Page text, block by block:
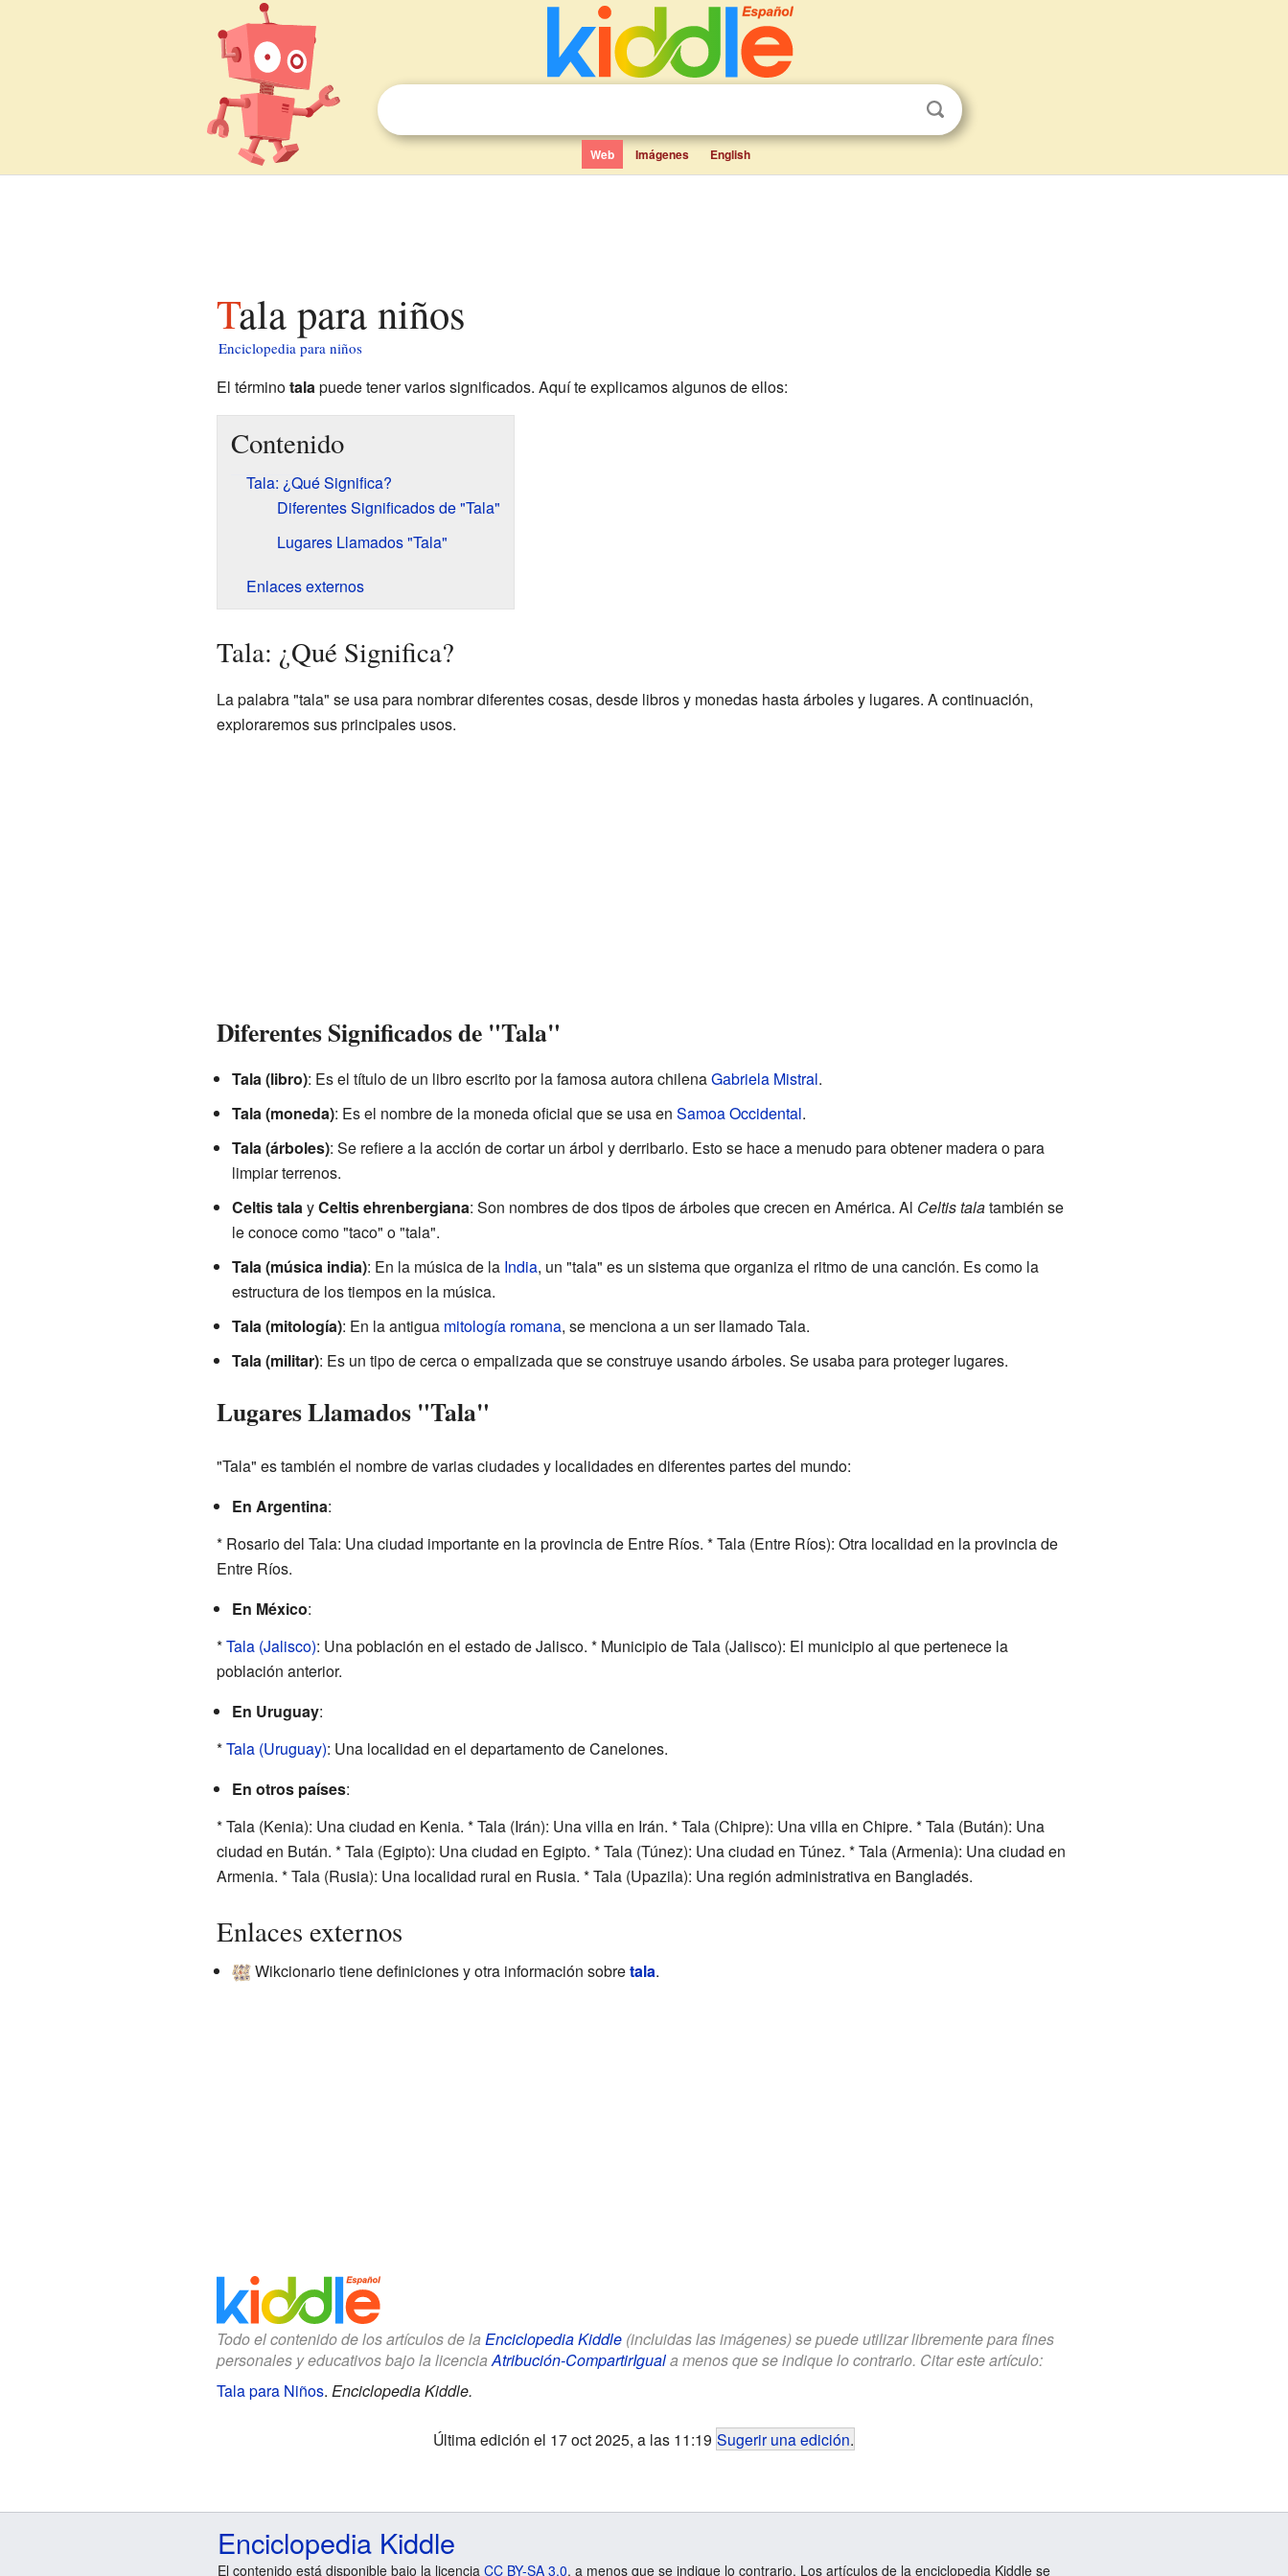
Web Imágenes English
Tala para niños
Enciclopedia para niños
El términotalapuede tener varios significados. Aquí te explicamos algunos de ellos:
Contenido
Tala: ¿Qué Significa?
Diferentes Significados de "Tala"
Lugares Llamados "Tala"
Enlaces externos
Tala: ¿Qué Significa?
La palabra "tala" se usa para nombrar diferentes cosas, desde libros y monedas hasta árboles y lugares. A continuación,
exploraremos sus principales usos.
Diferentes Significados de "Tala"
Tala (libro): Es el título de un libro escrito por la famosa autora chilenaGabriela Mistral.
Tala (moneda): Es el nombre de la moneda oficial que se usa en Samoa Occidental.
Tala (árboles): Se refiere a la acción de cortar un árbol y derribarlo. Esto se hace a menudo para obtener madera o para
limpiar terrenos.
Celtis talayCeltis ehrenbergiana: Son nombres de dos tipos de árboles que crecen en América. Al Celtis talatambién se
le conoce como "taco" o "tala".
Tala (música india): En la música de la India, un "tala" es un sistema que organiza el ritmo de una canción. Es como la
estructura de los tiempos en la música.
Tala (mitología): En la antigua mitología romana, se menciona a un ser llamado Tala.
Tala (militar): Es un tipo de cerca o empalizada que se construye usando árboles. Se usaba para proteger lugares.
Lugares Llamados "Tala"
"Tala" es también el nombre de varias ciudades y localidades en diferentes partes del mundo:
En Argentina:
* Rosario del Tala: Una ciudad importante en la provincia de Entre Ríos. * Tala (Entre Ríos): Otra localidad en la provincia de
Entre Ríos.
En México:
*Tala (Jalisco): Una población en el estado de Jalisco. * Municipio de Tala (Jalisco): El municipio al que pertenece la
población anterior.
En Uruguay:
*Tala (Uruguay): Una localidad en el departamento de Canelones.
En otros países:
* Tala (Kenia): Una ciudad en Kenia. * Tala (Irán): Una villa en Irán. * Tala (Chipre): Una villa en Chipre. * Tala (Bután): Una
ciudad en Bután. * Tala (Egipto): Una ciudad en Egipto. * Tala (Túnez): Una ciudad en Túnez. * Tala (Armenia): Una ciudad en
Armenia. * Tala (Rusia): Una localidad rural en Rusia. * Tala (Upazila): Una región administrativa en Bangladés.
Enlaces externos
Wikcionario tiene definiciones y otra información sobretala.
Todo el contenido de los artículos de la Enciclopedia Kiddle(incluidas las imágenes) se puede utilizar libremente para fines
personales y educativos bajo la licenciaAtribución-CompartirIguala menos que se indique lo contrario. Citar este artículo:
Tala para Niños. Enciclopedia Kiddle.
Última edición el 17 oct 2025, a las 11:19 Sugerir una edición.
Enciclopedia Kiddle
El contenido está disponible bajo la licencia CC BY-SA 3.0, a menos que se indique lo contrario. Los artículos de la enciclopedia Kiddle se